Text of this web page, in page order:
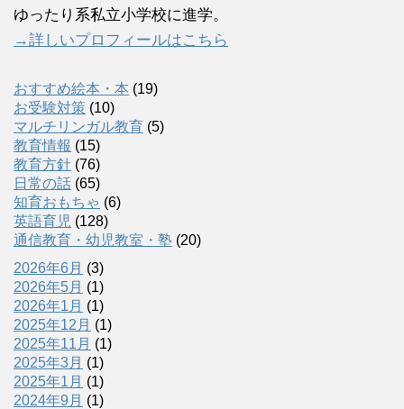
ゆったり系私立小学校に進学。
→詳しいプロフィールはこちら
おすすめ絵本・本 (19)
お受験対策 (10)
マルチリンガル教育 (5)
教育情報 (15)
教育方針 (76)
日常の話 (65)
知育おもちゃ (6)
英語育児 (128)
通信教育・幼児教室・塾 (20)
2026年6月 (3)
2026年5月 (1)
2026年1月 (1)
2025年12月 (1)
2025年11月 (1)
2025年3月 (1)
2025年1月 (1)
2024年9月 (1)